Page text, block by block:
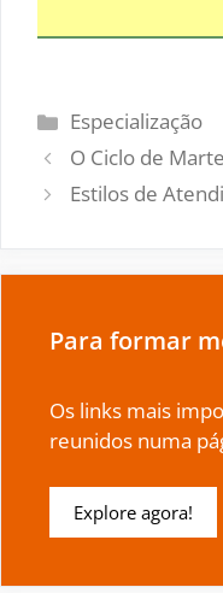
Categorias
Especialização
O Ciclo de Marte
Estilos de
Para formar
Os links mais
reunidos numa
Explore agora!